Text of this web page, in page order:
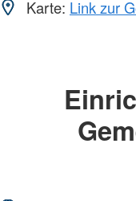
Karte: Link zur